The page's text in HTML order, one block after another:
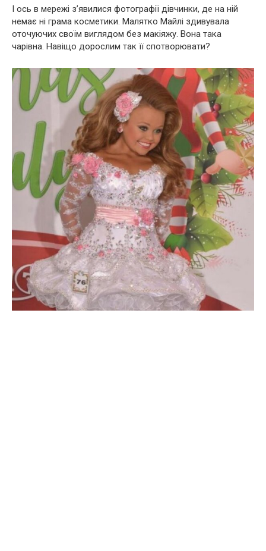
І ось в мережі з’явилися фотографії дівчинки, де на ній
немає ні грама косметики. Малятко Майлі здивувала
оточуючих своїм виглядом без макіяжу. Вона така
чарівна. Навіщо дорослим так її спотворювати?